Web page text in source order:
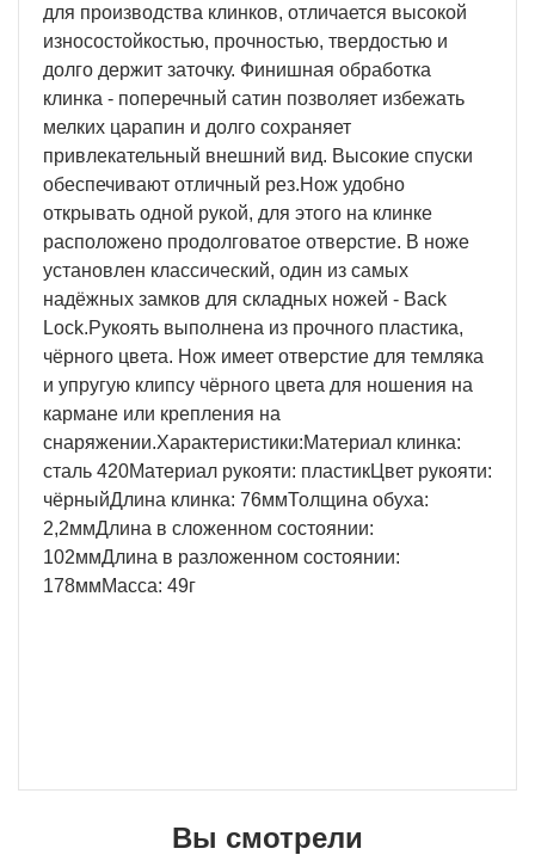
для производства клинков, отличается высокой
износостойкостью, прочностью, твердостью и
долго держит заточку. Финишная обработка
клинка - поперечный сатин позволяет избежать
мелких царапин и долго сохраняет
привлекательный внешний вид. Высокие спуски
обеспечивают отличный рез.Нож удобно
открывать одной рукой, для этого на клинке
расположено продолговатое отверстие. В ноже
установлен классический, один из самых
надёжных замков для складных ножей - Back
Lock.Рукоять выполнена из прочного пластика,
чёрного цвета. Нож имеет отверстие для темляка
и упругую клипсу чёрного цвета для ношения на
кармане или крепления на
снаряжении.Характеристики:Материал клинка:
сталь 420Материал рукояти: пластикЦвет рукояти:
чёрныйДлина клинка: 76ммТолщина обуха:
2,2ммДлина в сложенном состоянии:
102ммДлина в разложенном состоянии:
178ммМасса: 49г
Вы смотрели